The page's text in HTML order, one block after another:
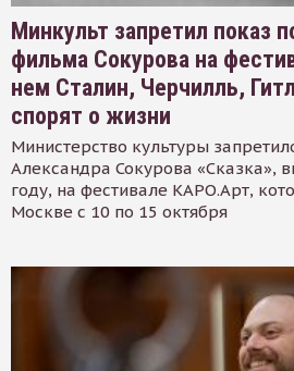
Минкульт запретил показ
фильма Сокурова на
нем Сталин, Черчилль,
спорят о жизни
Министерство культуры
Александра Сокурова «Сказка»,
году, на фестивале КАРО.Арт,
Москве с 10 по 15 октября